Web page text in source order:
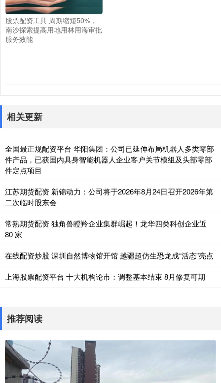
股票配资工具 周期缩短50%，
南沙探索提高用地用林用海审批
服务效能
相关更新
全国最正规配资平台 华阳集团：公司已延伸布局机器人多类零部
件产品，已获国内具身智能机器人企业客户关节模组及头部零部
件定点项目
江苏期货配资 新锦动力：公司将于2026年8月24日召开2026年第
二次临时股东会
常熟期货配资 独角兽瞪羚企业集群崛起！龙华四类科创企业近
80 家
在线配资炒股 深圳自然博物馆开馆 越疆超仿生恐龙成“活态”亮点
上海股票配资平台 十大机构论市：调整基本结束 8月修复可期
推荐阅读